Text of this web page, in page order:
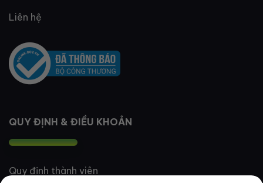
Liên hệ
QUY ĐỊNH & ĐIỀU KHOẢN
Quy định thành viên